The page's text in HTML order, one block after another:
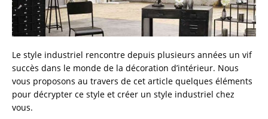
Le style industriel rencontre depuis plusieurs années un vif
succès dans le monde de la décoration d’intérieur. Nous
vous proposons au travers de cet article quelques éléments
pour décrypter ce style et créer un style industriel chez
vous.